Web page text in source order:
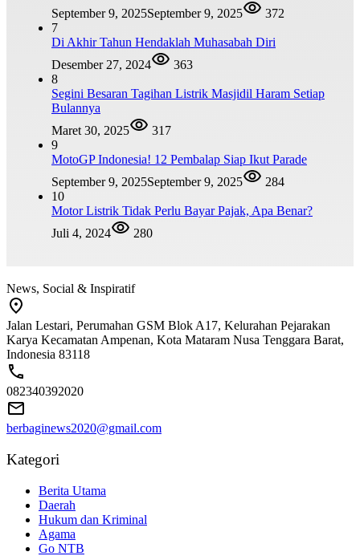
September 9, 2025September 9, 2025
372
7
Di Akhir Tahun Hendaklah Muhasabah Diri
Desember 27, 2024
363
8
Segini Besaran Tagihan Listrik Masjidil Haram Setiap
Bulannya
Maret 30, 2025
317
9
MotoGP Indonesia! 12 Pembalap Siap Ikut Parade
September 9, 2025September 9, 2025
284
10
Motor Listrik Tidak Perlu Bayar Pajak, Apa Benar?
Juli 4, 2024
280
News, Social & Inspiratif
Jalan Lestari, Perumahan GSM Blok A17, Kelurahan Pejarakan
Karya Kecamatan Ampenan, Kota Mataram Nusa Tenggara Barat,
Indonesia 83118
082340392020
berbaginews2020@gmail.com
Kategori
Berita Utama
Daerah
Hukum dan Kriminal
Agama
Go NTB